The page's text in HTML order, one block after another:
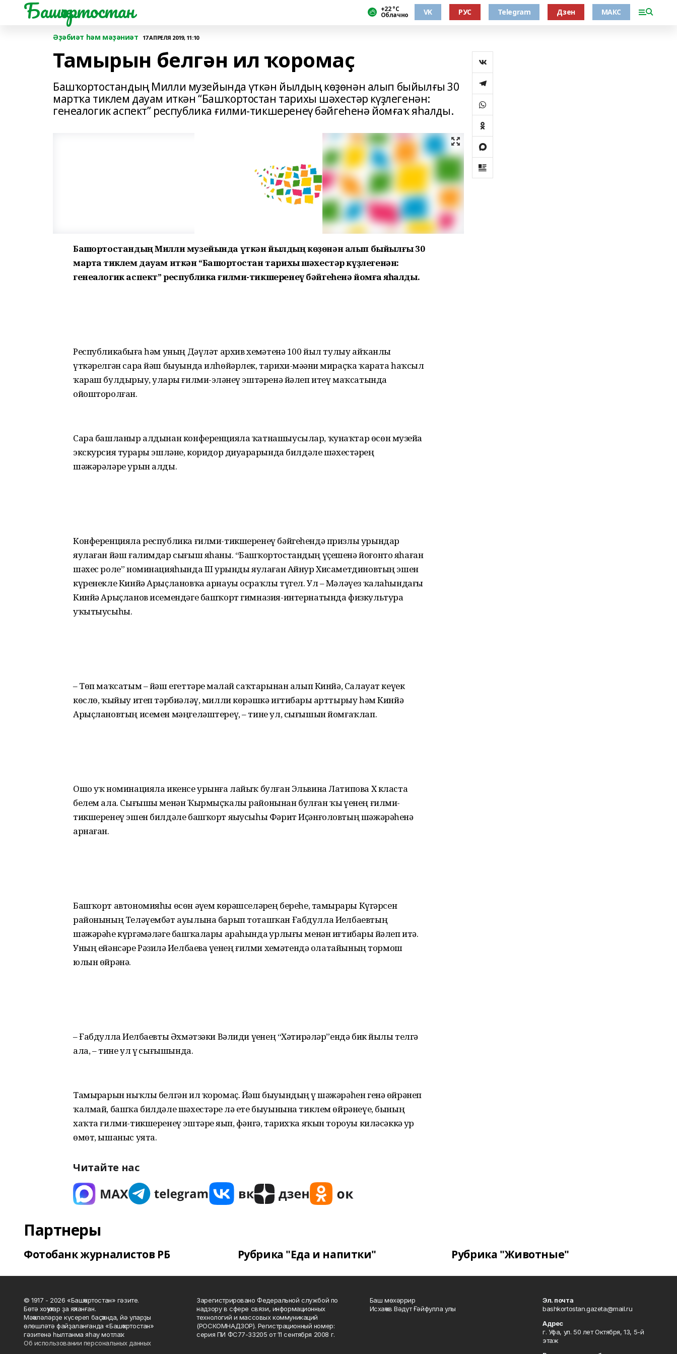
Башҡортостан +22 °С
Облачно VK РУС Telegram Дзен МАКС
Әҙәбиәт һәм мәҙәниәт 17 АПРЕЛЯ 2019, 11:10
Тамырын белгән ил ҡоромаҫ
Башҡортостандың Милли музейында үткән йылдың көҙөнән алып быйылғы 30
мартҡа тиклем дауам иткән “Башҡортостан тарихы шәхестәр күҙлегенән:
генеалогик аспект” республика ғилми-тикшеренеү бәйгеһенә йомғаҡ яһалды.
Башҡортостандың Милли музейында үткән йылдың көҙөнән алып быйылғы 30
мартҡа тиклем дауам иткән “Башҡортостан тарихы шәхестәр күҙлегенән:
генеалогик аспект” республика ғилми-тикшеренеү бәйгеһенә йомғаҡ яһалды.
Республикабыҙға һәм уның Дәүләт архив хеҙмәтенә 100 йыл тулыу айҡанлы
үткәрелгән сара йәш быуында илһөйәрлек, тарихи-мәҙәни мираҫҡа ҡарата һаҡ­сыл
ҡараш булдырыу, уларҙы ғилми-эҙләнеү эштәренә йәлеп итеү маҡсатында
ойошторолған.
Сара башланыр алдынан конференцияла ҡатнашыусылар, ҡунаҡтар өсөн музейҙа
экскурсия турҙары эшләне, коридор диуар­ҙа­рында билдәле шәхестәрҙең
шәжәрәләре урын алды.
Конференцияла республика ғилми-тикшеренеү бәйгеһендә призлы урындар
яулаған йәш ғалимдар сығыш яһаны. “Баш­ҡорт­остандың үҫешенә йоғонто яһаған
шәхес роле” номина­цияһында III урынды яулаған Айнур Хисаметдиновтың эшен
күренекле Кинйә Арыҫлановҡа арнауы осраҡлы түгел. Ул – Мәләүез ҡалаһындағы
Кинйә Арыҫланов исемендәге башҡорт гимназия-интернатында физкультура
уҡытыусыһы.
– Төп маҡсатым – йәш егет­тәр­ҙе малай саҡтарынан алып Кинйә, Салауат кеүек
көслө, ҡыйыу итеп тәрбиәләү, милли көрәшкә иғтибарҙы арттырыу һәм Кинйә
Арыҫлановтың исемен мәңгеләштереү, – тине ул, сығы­шын йомғаҡлап.
Ошо уҡ номинацияла икенсе урынға лайыҡ булған Эльвина Латипова Х класта
белем ала. Сығышы менән Ҡырмыҫҡалы районынан булған ҡыҙ үҙенең ғилми-
тикшеренеү эшен билдәле башҡорт яҙыусыһы Фәрит Иҫән­ғоловтың шәжәрәһенә
арнаған.
Башҡорт автономияһы өсөн әүҙем көрәшселәрҙең береһе, тамырҙары Күгәрсен
районының Теләүембәт ауылына барып тоташҡан Ғабдулла Иҙелбаевтың
шәжәрәһе күргәҙмәләге башҡа­лары араһында ҙурлығы менән иғтибарҙы йәлеп итә.
Уның ейән­сәре Рәзилә Иҙелбаева үҙенең ғилми хеҙмәтендә олатайының тормош
юлын өйрәнә.
– Ғабдулла Иҙелбаевты Әх­мәтзәки Вәлиди үҙенең “Хәти­рәләр”ендә бик йылы телгә
ала, – тине ул үҙ сығышында.
Тамырҙарын ныҡлы белгән ил ҡоромаҫ. Йәш быуындың үҙ шәжәрәһен генә өйрәнеп
ҡалмай, башҡа билдәле шәхестәрҙе лә ете быуынына тиклем өйрәнеүе, бының
хаҡта ғилми-тикшеренеү эштәре яҙып, фәнгә, тарихҡа яҡын тороуы киләсәккә ҙур
өмөт, ышаныс уята.
Читайте нас
Партнеры
Фотобанк журналистов РБ Рубрика "Еда и напитки" Рубрика "Животные"
© 1917 - 2026 «Башҡортостан» гәзите.
Бөтә хоҡуҡтар ҙа яҡланған.
Мәҡәләләрҙе күсереп баҫҡанда, йә уларҙы
өлөшләтә файҙаланғанда «Башҡортостан»
гәзитенә һылтанма яһау мотлаҡ.
Об использовании персональных данных
Зарегистрировано Федеральной службой по
надзору в сфере связи, информационных
технологий и массовых коммуникаций
(РОСКОМНАДЗОР). Регистрационный номер:
серия ПИ ФС77-33205 от 11 сентября 2008 г.
Баш мөхәррир
Исхаҡов Вәдүт Ғәйфулла улы
Эл. почта
bashkortostan.gazeta@mail.ru
Адрес
г. Уфа, ул. 50 лет Октября, 13, 5-й
этаж